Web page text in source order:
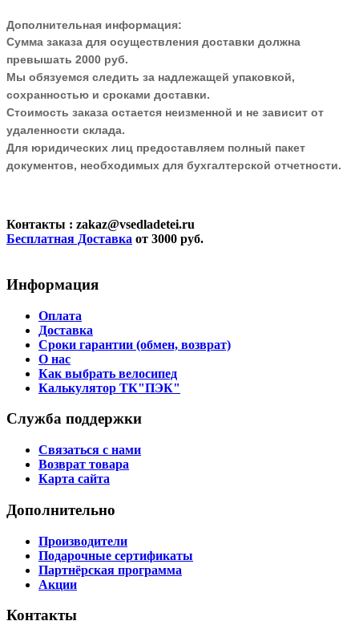
Дополнительная информация:
Сумма заказа для осуществления доставки должна
превышать 2000 руб.
Мы обязуемся следить за надлежащей упаковкой,
сохранностью и сроками доставки.
Стоимость заказа остается неизменной и не зависит от
удаленности склада.
Для юридических лиц предоставляем полный пакет
документов, необходимых для бухгалтерской отчетности.
Контакты : zakaz@vsedladetei.ru
Бесплатная Доставка от 3000 руб.
Информация
Оплата
Доставка
Сроки гарантии (обмен, возврат)
О нас
Как выбрать велосипед
Калькулятор ТК"ПЭК"
Служба поддержки
Связаться с нами
Возврат товара
Карта сайта
Дополнительно
Производители
Подарочные сертификаты
Партнёрская программа
Акции
Контакты